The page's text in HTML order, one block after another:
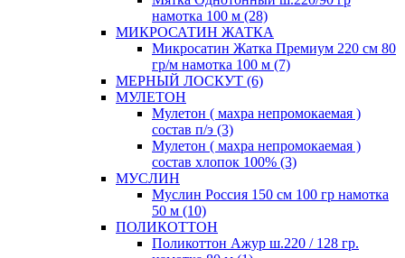
намотка 100 м (28)
МИКРОСАТИН ЖАТКА
Микросатин Жатка Премиум 220 см 80
гр/м намотка 100 м (7)
МЕРНЫЙ ЛОСКУТ (6)
МУЛЕТОН
Мулетон ( махра непромокаемая )
состав п/э (3)
Мулетон ( махра непромокаемая )
состав хлопок 100% (3)
МУСЛИН
Муслин Россия 150 см 100 гр намотка
50 м (10)
ПОЛИКОТТОН
Поликоттон Ажур ш.220 / 128 гр.